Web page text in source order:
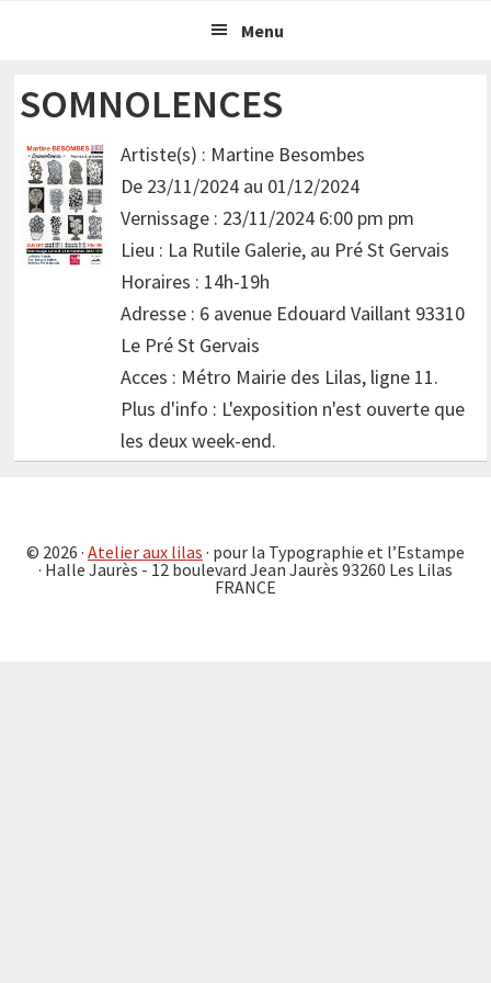
navigation
principale
principal
Menu
SOMNOLENCES
Artiste(s) : Martine Besombes
De 23/11/2024 au 01/12/2024
Vernissage : 23/11/2024 6:00 pm pm
Lieu : La Rutile Galerie, au Pré St Gervais
Horaires : 14h-19h
Adresse : 6 avenue Edouard Vaillant 93310
Le Pré St Gervais
Acces : Métro Mairie des Lilas, ligne 11.
Plus d'info : L'exposition n'est ouverte que
les deux week-end.
© 2026 · Atelier aux lilas · pour la Typographie et l’Estampe
· Halle Jaurès - 12 boulevard Jean Jaurès 93260 Les Lilas
FRANCE